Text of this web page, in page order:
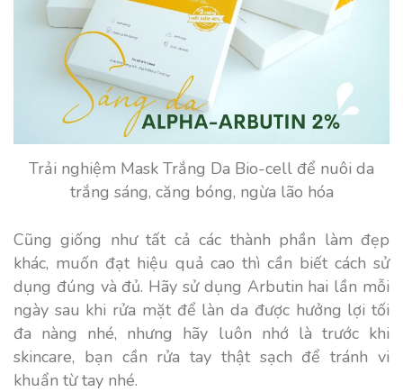
Trải nghiệm Mask Trắng Da Bio-cell để nuôi da
trắng sáng, căng bóng, ngừa lão hóa
Cũng giống như tất cả các thành phần làm đẹp
khác, muốn đạt hiệu quả cao thì cần biết cách sử
dụng đúng và đủ. Hãy sử dụng Arbutin hai lần mỗi
ngày sau khi rửa mặt để làn da được hưởng lợi tối
đa nàng nhé, nhưng hãy luôn nhớ là trước khi
skincare, bạn cần rửa tay thật sạch để tránh vi
khuẩn từ tay nhé.